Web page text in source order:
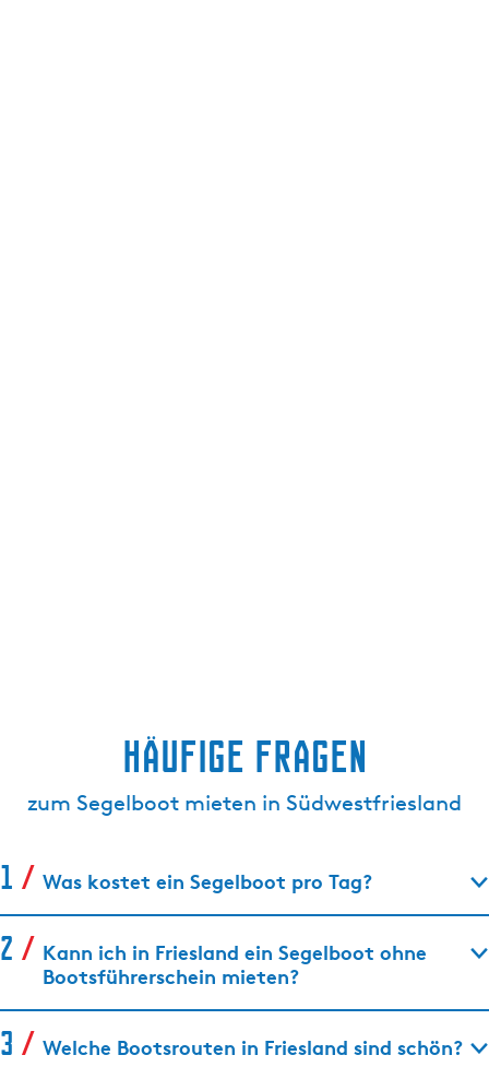
Häufige Fragen
zum Segelboot mieten in Südwestfriesland
Was kostet ein Segelboot pro Tag?
Kann ich in Friesland ein Segelboot ohne
Bootsführerschein mieten?
Welche Bootsrouten in Friesland sind schön?